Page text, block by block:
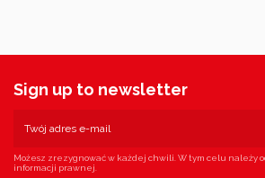
Sign up to newsletter
Możesz zrezygnować w każdej chwili. W tym celu należy
informacji prawnej.